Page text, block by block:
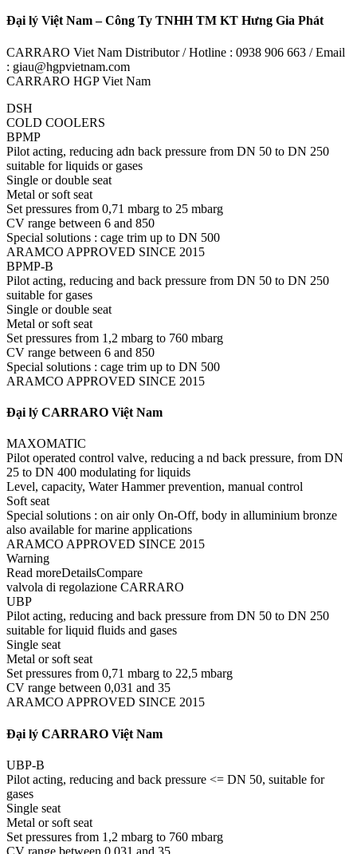
Đại lý Việt Nam – Công Ty TNHH TM KT Hưng Gia Phát
CARRARO Viet Nam Distributor / Hotline : 0938 906 663 / Email
: giau@hgpvietnam.com
CARRARO HGP Viet Nam
DSH
COLD COOLERS
BPMP
Pilot acting, reducing adn back pressure from DN 50 to DN 250
suitable for liquids or gases
Single or double seat
Metal or soft seat
Set pressures from 0,71 mbarg to 25 mbarg
CV range between 6 and 850
Special solutions : cage trim up to DN 500
ARAMCO APPROVED SINCE 2015
BPMP-B
Pilot acting, reducing and back pressure from DN 50 to DN 250
suitable for gases
Single or double seat
Metal or soft seat
Set pressures from 1,2 mbarg to 760 mbarg
CV range between 6 and 850
Special solutions : cage trim up to DN 500
ARAMCO APPROVED SINCE 2015
Đại lý CARRARO Việt Nam
MAXOMATIC
Pilot operated control valve, reducing a nd back pressure, from DN
25 to DN 400 modulating for liquids
Level, capacity, Water Hammer prevention, manual control
Soft seat
Special solutions : on air only On-Off, body in alluminium bronze
also available for marine applications
ARAMCO APPROVED SINCE 2015
Warning
Read moreDetailsCompare
valvola di regolazione CARRARO
UBP
Pilot acting, reducing and back pressure from DN 50 to DN 250
suitable for liquid fluids and gases
Single seat
Metal or soft seat
Set pressures from 0,71 mbarg to 22,5 mbarg
CV range between 0,031 and 35
ARAMCO APPROVED SINCE 2015
Đại lý CARRARO Việt Nam
UBP-B
Pilot acting, reducing and back pressure <= DN 50, suitable for
gases
Single seat
Metal or soft seat
Set pressures from 1,2 mbarg to 760 mbarg
CV range between 0,031 and 35